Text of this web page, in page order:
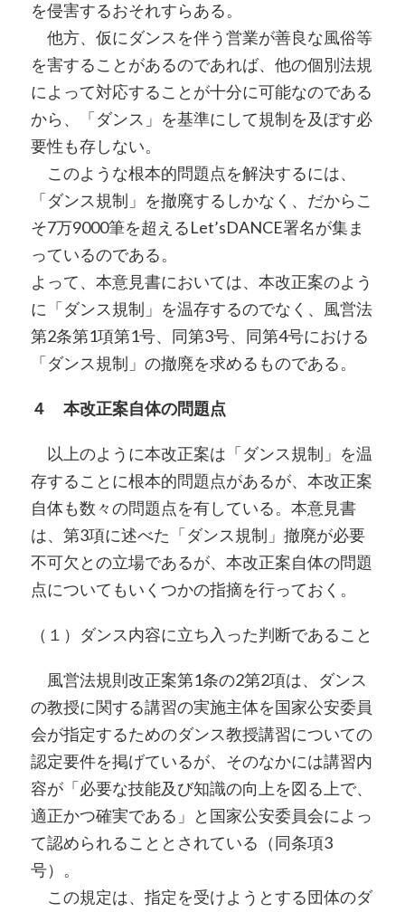
を侵害するおそれすらある。
他方、仮にダンスを伴う営業が善良な風俗等
を害することがあるのであれば、他の個別法規
によって対応することが十分に可能なのである
から、「ダンス」を基準にして規制を及ぼす必
要性も存しない。
このような根本的問題点を解決するには、
「ダンス規制」を撤廃するしかなく、だからこ
そ7万9000筆を超えるLet’sDANCE署名が集ま
っているのである。
よって、本意見書においては、本改正案のよう
に「ダンス規制」を温存するのでなく、風営法
第2条第1項第1号、同第3号、同第4号における
「ダンス規制」の撤廃を求めるものである。
４ 本改正案自体の問題点
以上のように本改正案は「ダンス規制」を温
存することに根本的問題点があるが、本改正案
自体も数々の問題点を有している。本意見書
は、第3項に述べた「ダンス規制」撤廃が必要
不可欠との立場であるが、本改正案自体の問題
点についてもいくつかの指摘を行っておく。
（１）ダンス内容に立ち入った判断であること
風営法規則改正案第1条の2第2項は、ダンス
の教授に関する講習の実施主体を国家公安委員
会が指定するためのダンス教授講習についての
認定要件を掲げているが、そのなかには講習内
容が「必要な技能及び知識の向上を図る上で、
適正かつ確実である」と国家公安委員会によっ
て認められることとされている（同条項3
号）。
この規定は、指定を受けようとする団体のダ